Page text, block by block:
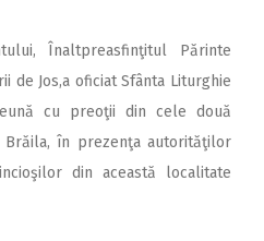
Înaltpreasfinţitul Părinte
de Jos,a oficiat Sfânta Liturghie
cu preoţii din cele două
în prezenţa autorităţilor
din această localitate